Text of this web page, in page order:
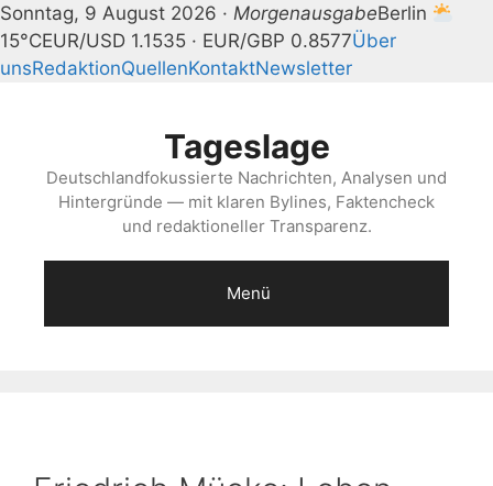
Sonntag, 9 August 2026 · MorgenausgabeBerlin
15°CEUR/USD 1.1535 · EUR/GBP 0.8577Über
unsRedaktionQuellenKontaktNewsletter
Tageslage
Deutschlandfokussierte Nachrichten, Analysen und
Hintergründe — mit klaren Bylines, Faktencheck
und redaktioneller Transparenz.
Menü